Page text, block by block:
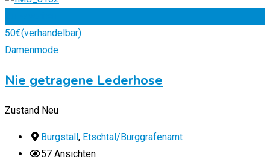
50€(verhandelbar)
Damenmode
Nie getragene Lederhose
Zustand Neu
Burgstall , Etschtal/Burggrafenamt
57 Ansichten